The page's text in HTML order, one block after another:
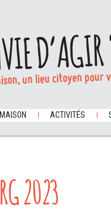
un lieu citoyen
MAISON ACTIVITÉS
2023